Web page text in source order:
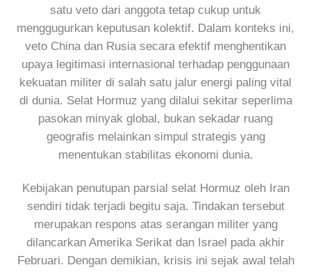
satu veto dari anggota tetap cukup untuk
menggugurkan keputusan kolektif. Dalam konteks ini,
veto China dan Rusia secara efektif menghentikan
upaya legitimasi internasional terhadap penggunaan
kekuatan militer di salah satu jalur energi paling vital
di dunia. Selat Hormuz yang dilalui sekitar seperlima
pasokan minyak global, bukan sekadar ruang
geografis melainkan simpul strategis yang
menentukan stabilitas ekonomi dunia.
Kebijakan penutupan parsial selat Hormuz oleh Iran
sendiri tidak terjadi begitu saja. Tindakan tersebut
merupakan respons atas serangan militer yang
dilancarkan Amerika Serikat dan Israel pada akhir
Februari. Dengan demikian, krisis ini sejak awal telah